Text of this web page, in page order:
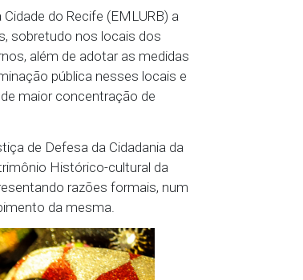
legislações aplicáveis.
(CTTU) recomenda o monitoramento,
ZEPH-05 e no entorno, montando
e saídas e elaborando um planejamento
socorro - Bombeiros, ambulâncias e
é no sentido de estabelecer diretrizes
sanitários e fiscalizar
autorizadas a vender produtos
aqueles que apresentarem